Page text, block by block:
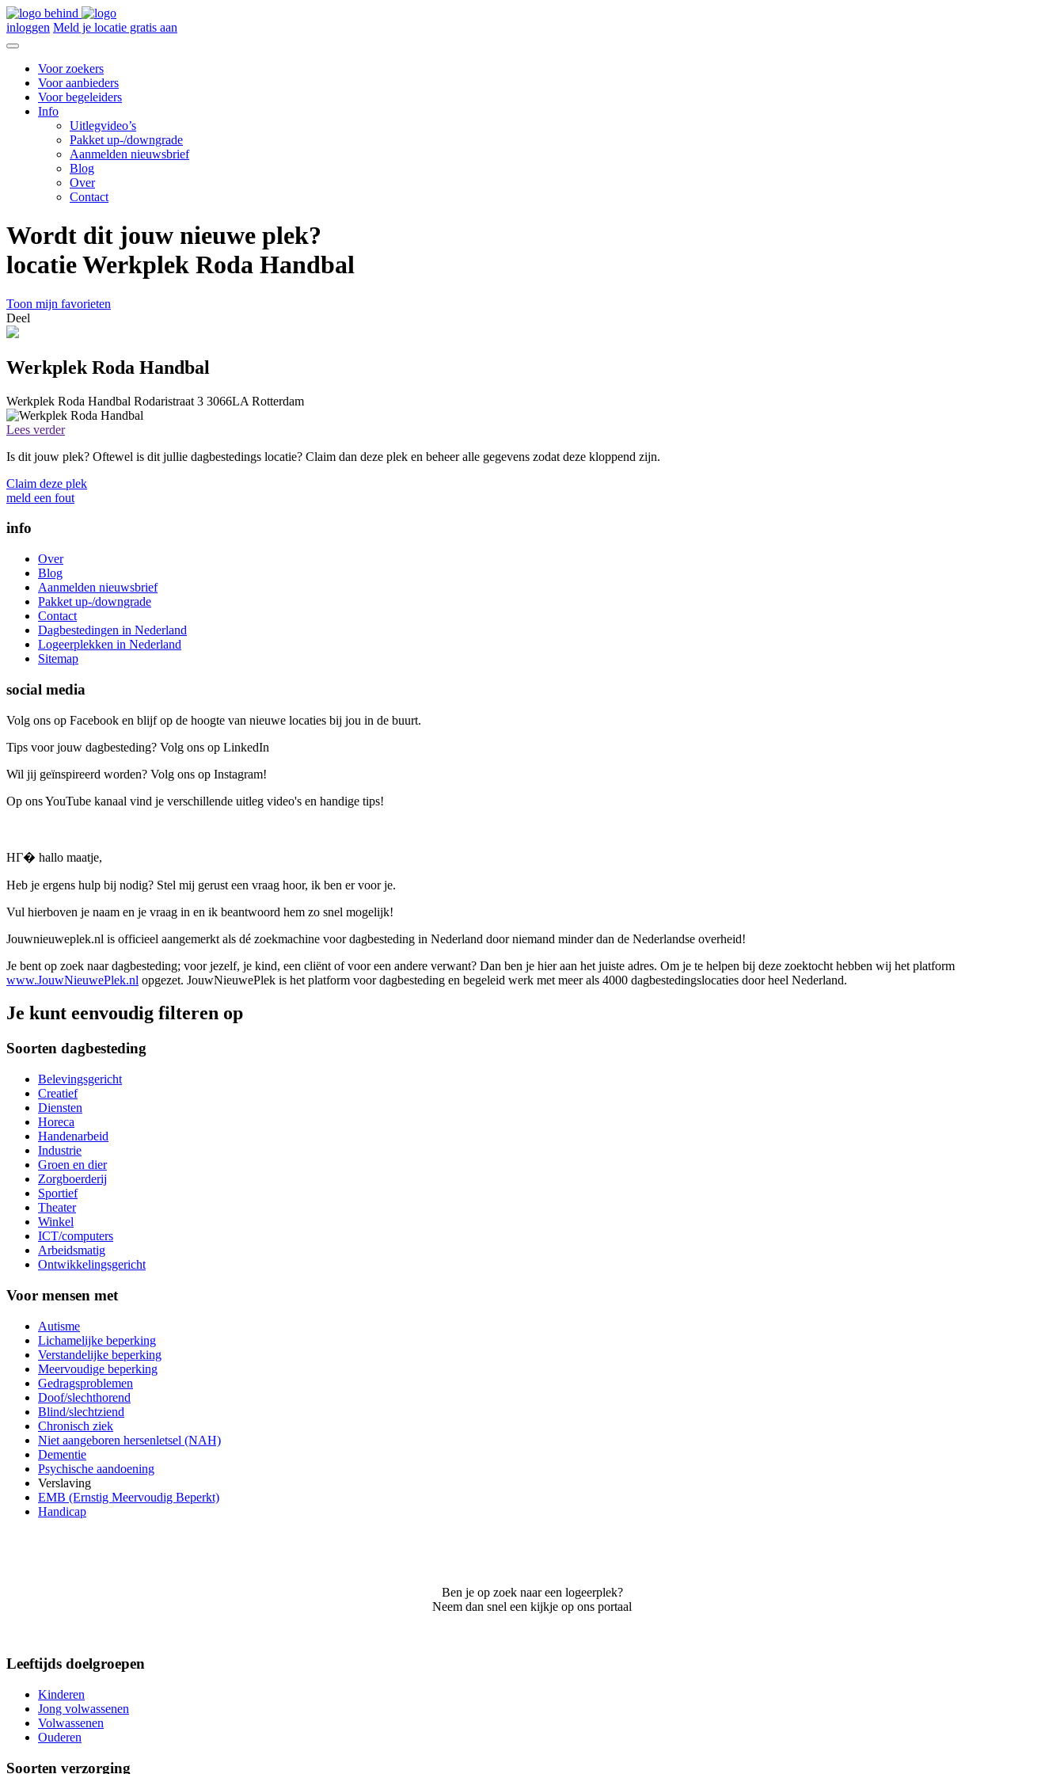
inloggen Meld je locatie gratis aan
Voor zoekers
Voor aanbieders
Voor begeleiders
Info
Uitlegvideo’s
Pakket up-/downgrade
Aanmelden nieuwsbrief
Blog
Over
Contact
Wordt dit jouw nieuwe plek?
locatie Werkplek Roda Handbal
Toon mijn favorieten
Deel
Werkplek Roda Handbal
Werkplek Roda Handbal Rodaristraat 3 3066LA Rotterdam
Lees verder
Is dit jouw plek? Oftewel is dit jullie dagbestedings locatie? Claim dan deze plek en beheer alle gegevens zodat deze kloppend zijn.
Claim deze plek
meld een fout
info
Over
Blog
Aanmelden nieuwsbrief
Pakket up-/downgrade
Contact
Dagbestedingen in Nederland
Logeerplekken in Nederland
Sitemap
social media
Volg ons op Facebook en blijf op de hoogte van nieuwe locaties bij jou in de buurt.
Tips voor jouw dagbesteding? Volg ons op LinkedIn
Wil jij geïnspireerd worden? Volg ons op Instagram!
Op ons YouTube kanaal vind je verschillende uitleg video's en handige tips!
HГ� hallo maatje,
Heb je ergens hulp bij nodig? Stel mij gerust een vraag hoor, ik ben er voor je.
Vul hierboven je naam en je vraag in en ik beantwoord hem zo snel mogelijk!
Jouwnieuweplek.nl is officieel aangemerkt als dé zoekmachine voor dagbesteding in Nederland door niemand minder dan de Nederlandse overheid!
Je bent op zoek naar dagbesteding; voor jezelf, je kind, een cliënt of voor een andere verwant? Dan ben je hier aan het juiste adres. Om je te helpen bij deze zoektocht hebben wij het platform
www.JouwNieuwePlek.nl opgezet. JouwNieuwePlek is het platform voor dagbesteding en begeleid werk met meer als 4000 dagbestedingslocaties door heel Nederland.
Je kunt eenvoudig filteren op
Soorten dagbesteding
Belevingsgericht
Creatief
Diensten
Horeca
Handenarbeid
Industrie
Groen en dier
Zorgboerderij
Sportief
Theater
Winkel
ICT/computers
Arbeidsmatig
Ontwikkelingsgericht
Voor mensen met
Autisme
Lichamelijke beperking
Verstandelijke beperking
Meervoudige beperking
Gedragsproblemen
Doof/slechthorend
Blind/slechtziend
Chronisch ziek
Niet aangeboren hersenletsel (NAH)
Dementie
Psychische aandoening
Verslaving
EMB (Ernstig Meervoudig Beperkt)
Handicap
Ben je op zoek naar een logeerplek?
Neem dan snel een kijkje op ons portaal
Leeftijds doelgroepen
Kinderen
Jong volwassenen
Volwassenen
Ouderen
Soorten verzorging